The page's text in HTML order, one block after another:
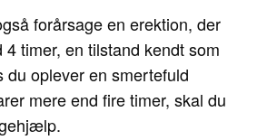
forårsage en erektion, der
timer, en tilstand kendt som
du oplever en smertefuld
mere end fire timer, skal du